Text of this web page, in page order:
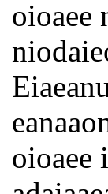
oioaee
oioaee